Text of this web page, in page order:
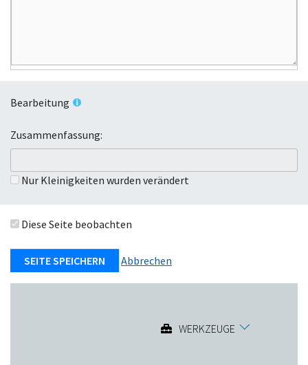
Bearbeitung
Zusammenfassung:
Nur Kleinigkeiten wurden verändert
Diese Seite beobachten
Abbrechen
WERKZEUGE